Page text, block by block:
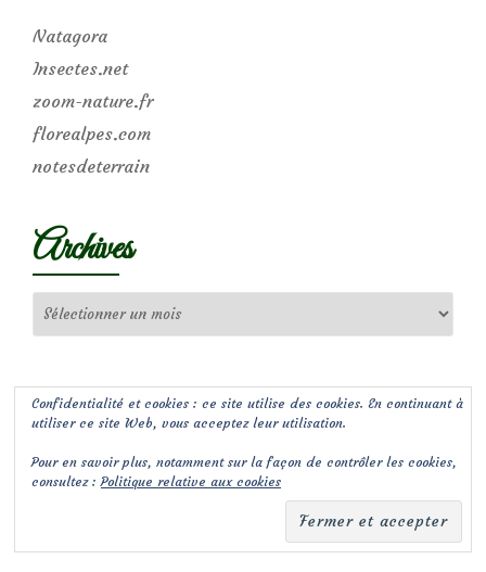
Natagora
Insectes.net
zoom-nature.fr
florealpes.com
notesdeterrain
Archives
Confidentialité et cookies : ce site utilise des cookies. En continuant à
utiliser ce site Web, vous acceptez leur utilisation.
Pour en savoir plus, notamment sur la façon de contrôler les cookies,
consultez :Politique relative aux cookies